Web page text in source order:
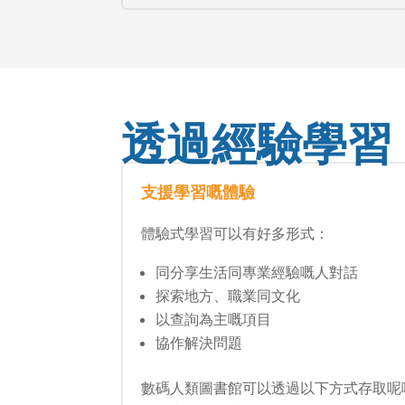
透過經驗學習
支援學習嘅體驗
體驗式學習可以有好多形式：
同分享生活同專業經驗嘅人對話
探索地方、職業同文化
以查詢為主嘅項目
協作解決問題
數碼人類圖書館可以透過以下方式存取